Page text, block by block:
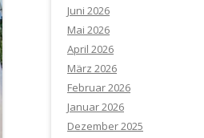
Juni 2026
Mai 2026
April 2026
März 2026
Februar 2026
Januar 2026
Dezember 2025